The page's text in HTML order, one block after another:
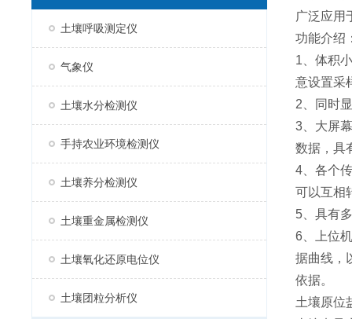
土壤呼吸测定仪
气象仪
土壤水分检测仪
手持农业环境检测仪
土壤养分检测仪
土壤重金属检测仪
土壤氧化还原电位仪
土壤团粒分析仪
广泛应用
功能介绍
1、体积
意设置采
2、同时
3、大屏
数据，具
4、各个
可以互相
5、具有
6、上位
据曲线，
依据。
土壤原位